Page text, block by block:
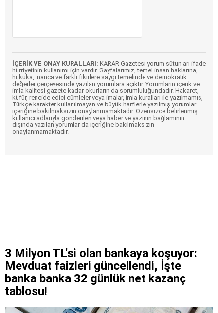
İÇERİK VE ONAY KURALLARI: KARAR Gazetesi yorum sütunları ifade
hürriyetinin kullanımı için vardır. Sayfalarımız, temel insan haklarına,
hukuka, inanca ve farklı fikirlere saygı temelinde ve demokratik
değerler çerçevesinde yazılan yorumlara açıktır. Yorumların içerik ve
imla kalitesi gazete kadar okurların da sorumluluğundadır. Hakaret,
küfür, rencide edici cümleler veya imalar, imla kuralları ile yazılmamış,
Türkçe karakter kullanılmayan ve büyük harflerle yazılmış yorumlar
içeriğine bakılmaksızın onaylanmamaktadır. Özensizce belirlenmiş
kullanıcı adlarıyla gönderilen veya haber ve yazının bağlamının
dışında yazılan yorumlar da içeriğine bakılmaksızın
onaylanmamaktadır.
3 Milyon TL'si olan bankaya koşuyor:
Mevduat faizleri güncellendi, İşte
banka banka 32 günlük net kazanç
tablosu!